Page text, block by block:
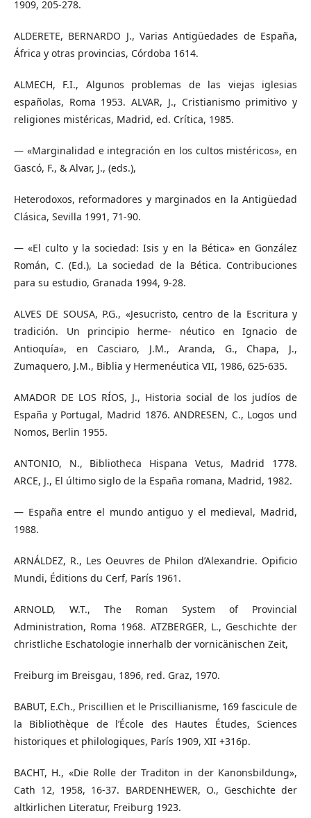
1909, 205-278.
ALDERETE, BERNARDO J., Varias Antigüedades de España,
África y otras provincias, Córdoba 1614.
ALMECH, F.I., Algunos problemas de las viejas iglesias
españolas, Roma 1953. ALVAR, J., Cristianismo primitivo y
religiones mistéricas, Madrid, ed. Crítica, 1985.
— «Marginalidad e integración en los cultos mistéricos», en
Gascó, F., & Alvar, J., (eds.),
Heterodoxos, reformadores y marginados en la Antigüedad
Clásica, Sevilla 1991, 71-90.
— «El culto y la sociedad: Isis y en la Bética» en González
Román, C. (Ed.), La sociedad de la Bética. Contribuciones
para su estudio, Granada 1994, 9-28.
ALVES DE SOUSA, P.G., «Jesucristo, centro de la Escritura y
tradición. Un principio herme- néutico en Ignacio de
Antioquía», en Casciaro, J.M., Aranda, G., Chapa, J.,
Zumaquero, J.M., Biblia y Hermenéutica VII, 1986, 625-635.
AMADOR DE LOS RÍOS, J., Historia social de los judíos de
España y Portugal, Madrid 1876. ANDRESEN, C., Logos und
Nomos, Berlin 1955.
ANTONIO, N., Bibliotheca Hispana Vetus, Madrid 1778.
ARCE, J., El último siglo de la España romana, Madrid, 1982.
— España entre el mundo antiguo y el medieval, Madrid,
1988.
ARNÁLDEZ, R., Les Oeuvres de Philon d’Alexandrie. Opificio
Mundi, Éditions du Cerf, París 1961.
ARNOLD, W.T., The Roman System of Provincial
Administration, Roma 1968. ATZBERGER, L., Geschichte der
christliche Eschatologie innerhalb der vornicänischen Zeit,
Freiburg im Breisgau, 1896, red. Graz, 1970.
BABUT, E.Ch., Priscillien et le Priscillianisme, 169 fascicule de
la Bibliothèque de l’École des Hautes Études, Sciences
historiques et philologiques, París 1909, XII +316p.
BACHT, H., «Die Rolle der Traditon in der Kanonsbildung»,
Cath 12, 1958, 16-37. BARDENHEWER, O., Geschichte der
altkirlichen Literatur, Freiburg 1923.